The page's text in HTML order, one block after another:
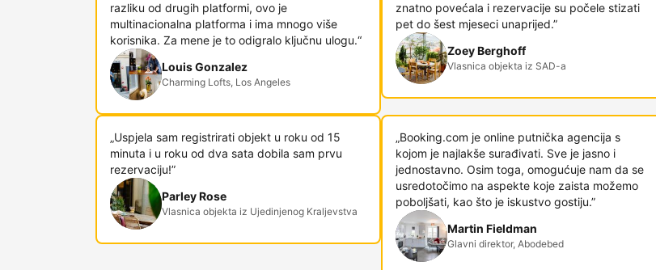
razliku od drugih platformi, ovo je
multinacionalna platforma i ima mnogo više
korisnika. Za mene je to odigralo ključnu ulogu.“
Louis Gonzalez
Charming Lofts, Los Angeles
znatno povećala i rezervacije su počele stizati
pet do šest mjeseci unaprijed.”
Zoey Berghoff
Vlasnica objekta iz SAD-a
„Uspjela sam registrirati objekt u roku od 15
minuta i u roku od dva sata dobila sam prvu
rezervaciju!”
Parley Rose
Vlasnica objekta iz Ujedinjenog Kraljevstva
„Booking.com je online putnička agencija s
kojom je najlakše surađivati. Sve je jasno i
jednostavno. Osim toga, omogućuje nam da se
usredotočimo na aspekte koje zaista možemo
poboljšati, kao što je iskustvo gostiju.”
Martin Fieldman
Glavni direktor, Abodebed